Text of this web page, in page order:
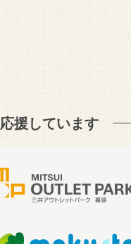
応援しています